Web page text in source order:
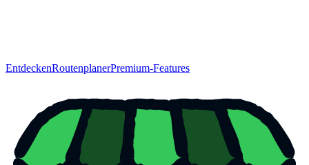
EntdeckenRoutenplanerPremium-Features